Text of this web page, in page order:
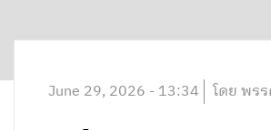
June 29, 2026 - 13:34 โดย พร